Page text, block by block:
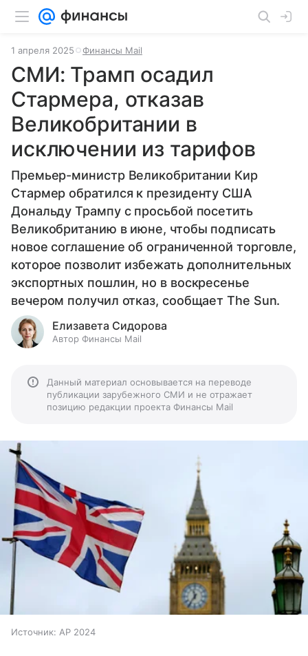
1 апреля 2025 Финансы Mail
СМИ: Трамп осадил
Стармера, отказав
Великобритании в
исключении из тарифов
Премьер-министр Великобритании Кир
Стармер обратился к президенту США
Дональду Трампу с просьбой посетить
Великобританию в июне, чтобы подписать
новое соглашение об ограниченной торговле,
которое позволит избежать дополнительных
экспортных пошлин, но в воскресенье
вечером получил отказ, сообщает The Sun.
Елизавета Сидорова
Автор Финансы Mail
Данный материал основывается на переводе
публикации зарубежного СМИ и не отражает
позицию редакции проекта Финансы Mail
Источник: AP 2024